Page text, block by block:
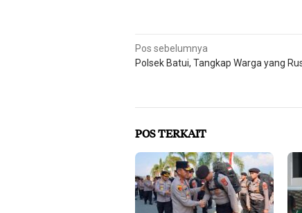
Navigasi
pos
Pos sebelumnya
Polsek Batui, Tangkap Warga yang
POS TERKAIT